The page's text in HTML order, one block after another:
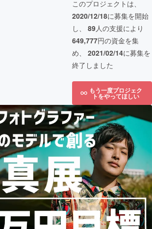
このプロジェクトは、
2020/12/18に募集を開始
し、 89人の支援により
649,777円の資金を集
め、 2021/02/14に募集を
終了しました
もう一度プロジェク
トをやってほしい